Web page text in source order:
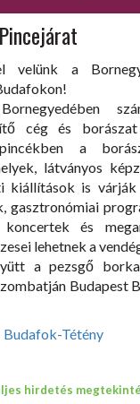
velünk a
cég és
a
látványos
kiállítások is
gasztronómiai
koncertek és
lehetnek a
a pezsgő
Budapest
Budafok-Tétény
hirdetés